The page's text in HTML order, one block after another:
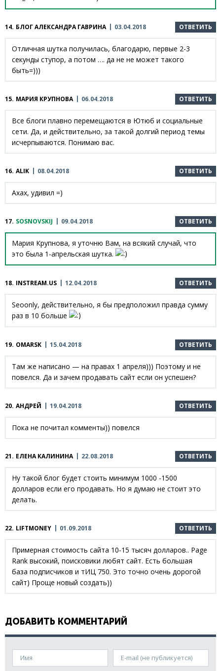
14. БЛОГ АЛЕКСАНДРА ГАВРИНА 03.04.2018 ОТВЕТИТЬ
Отличная шутка получилась, благодарю, первые 2-3
секунды ступор, а потом …. да не не может такого
быть=)))
15. МАРИЯ КРУПНОВА 06.04.2018 ОТВЕТИТЬ
Все блоги плавно перемещаются в Ютюб и социальные
сети. Да, и действительно, за такой долгий период темы
исчерпываются. Понимаю вас.
16. ALIK 08.04.2018 ОТВЕТИТЬ
Ахах, удивил =)
17. SOSNOVSKIJ 09.04.2018 ОТВЕТИТЬ
Мария Крупнова, я уточню Вам, на всякий случай, что
это была 1-апрельская шутка.
18. INSTREAM.US 12.04.2018 ОТВЕТИТЬ
Seoonly, действительно, я бы предположил правда сумму
раз в 10 больше
19. OMARSK 15.04.2018 ОТВЕТИТЬ
Там же написано — на правах 1 апреля))) Поэтому и не
повелся. Да и зачем продавать сайт если он успешен?
20. АНДРЕЙ 19.04.2018 ОТВЕТИТЬ
Пока не почитал комменты)) повелся
21. ЕЛЕНА КАЛИНИНА 22.08.2018 ОТВЕТИТЬ
Ну такой блог будет стоить минимум 1000 -1500
долларов если его продавать. Но я думаю не стоит это
делать.
22. LIFTMONEY 01.09.2018 ОТВЕТИТЬ
Примерная стоимость сайта 10-15 тысяч долларов.. Page
Rank высокий, поисковики любят сайт. Есть большая
база подписчиков и тИЦ 750. Это точно очень дорогой
сайт) Проще новый создать))
ДОБАВИТЬ КОММЕНТАРИЙ
Имя E-mail (не публикуется)